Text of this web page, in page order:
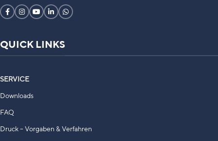
QUICK LINKS
SERVICE
Downloads
FAQ
Druck – Vorgaben & Verfahren